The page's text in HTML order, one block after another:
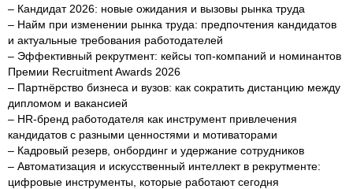
– Кандидат 2026: новые ожидания и вызовы рынка труда
– Найм при изменении рынка труда: предпочтения кандидатов
и актуальные требования работодателей
– Эффективный рекрутмент: кейсы топ-компаний и номинантов
Премии Recruitment Awards 2026
– Партнёрство бизнеса и вузов: как сократить дистанцию между
дипломом и вакансией
– HR-бренд работодателя как инструмент привлечения
кандидатов с разными ценностями и мотиваторами
– Кадровый резерв, онбординг и удержание сотрудников
– Автоматизация и искусственный интеллект в рекрутменте:
цифровые инструменты, которые работают сегодня